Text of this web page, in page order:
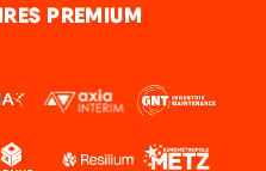
PREMIUM